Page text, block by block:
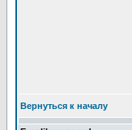
Вернуться к началу